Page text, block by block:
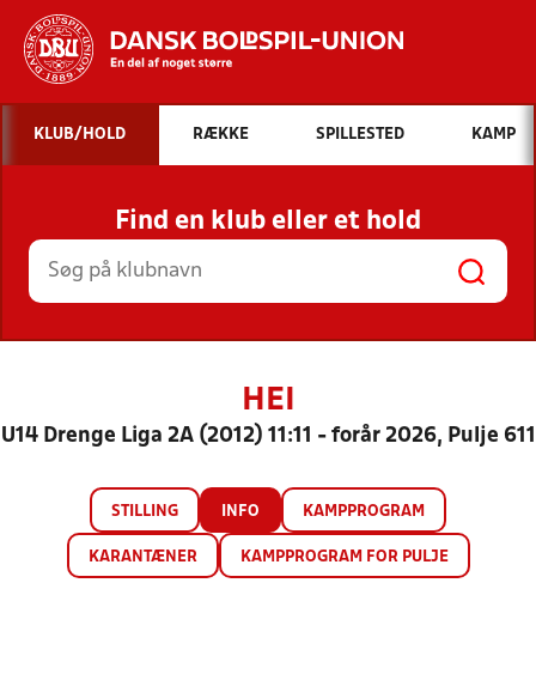
Hvad vil du søge efter?
INDHOLD OG NYHEDER
STILLINGER, RESULTATER, KLUBBER OG
HOLD
KLUB/HOLD RÆKKE SPILLESTED KAMP
Find en klub eller et hold
HEI
U14 Drenge Liga 2A (2012) 11:11 - forår 2026, Pulje 611
STILLING INFO KAMPPROGRAM
KARANTÆNER KAMPPROGRAM FOR PULJE